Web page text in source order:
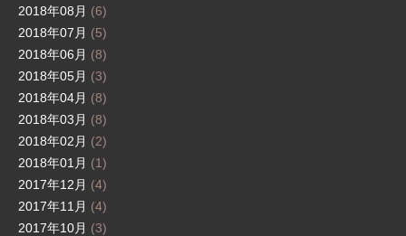
2018年08月 (6)
2018年07月 (5)
2018年06月 (8)
2018年05月 (3)
2018年04月 (8)
2018年03月 (8)
2018年02月 (2)
2018年01月 (1)
2017年12月 (4)
2017年11月 (4)
2017年10月 (3)